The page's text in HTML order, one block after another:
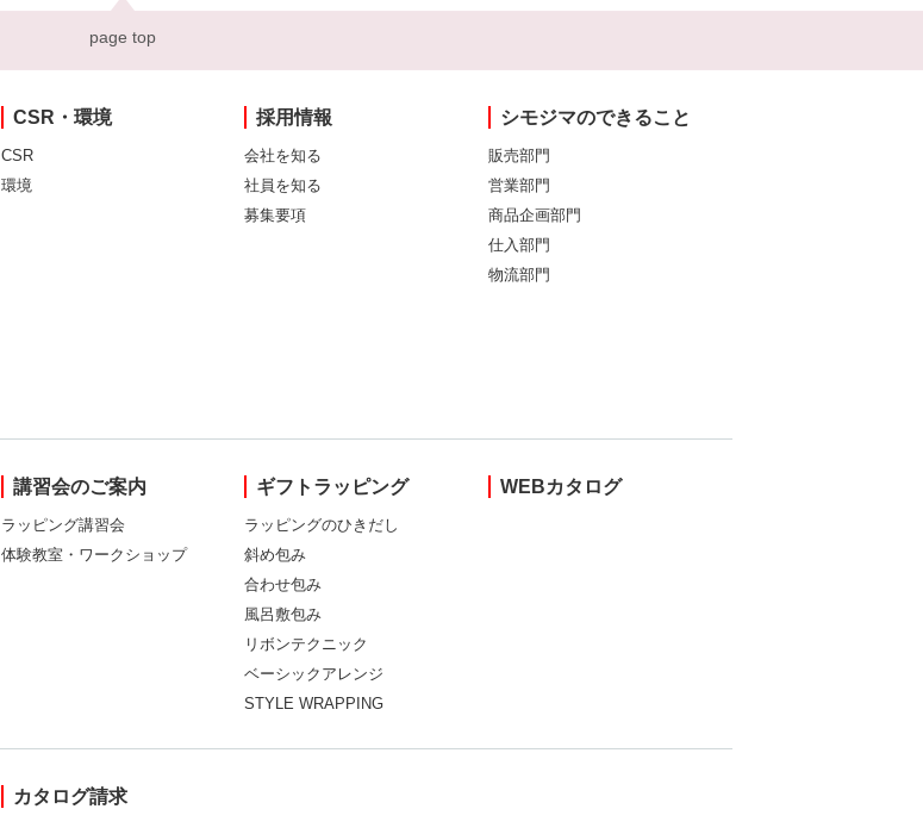
page top
CSR・環境
CSR
環境
採用情報
会社を知る
社員を知る
募集要項
シモジマのできること
販売部門
営業部門
商品企画部門
仕入部門
物流部門
講習会のご案内
ラッピング講習会
体験教室・ワークショップ
ギフトラッピング
ラッピングのひきだし
斜め包み
合わせ包み
風呂敷包み
リボンテクニック
ベーシックアレンジ
STYLE WRAPPING
WEBカタログ
カタログ請求